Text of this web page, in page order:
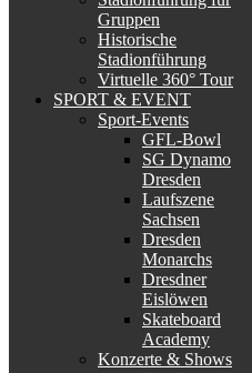
Gruppen
Historische
Stadionführung
Virtuelle 360° Tour
SPORT & EVENT
Sport-Events
GFL-Bowl
SG Dynamo
Dresden
Laufszene
Sachsen
Dresden
Monarchs
Dresdner
Eislöwen
Skateboard
Academy
Konzerte & Shows